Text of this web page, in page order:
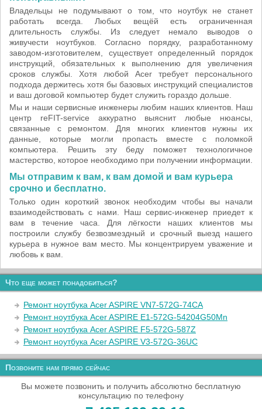
Владельцы не подумывают о том, что ноутбук не станет
работать всегда. Любых вещёй есть ограниченная
длительность службы. Из следует немало выводов о
живучести ноутбуков. Согласно порядку, разработанному
заводом-изготовителем, существует определенный порядок
инструкций, обязательных к выполнению для увеличения
сроков службы. Хотя любой Acer требует персонального
подхода держитесь хотя бы базовых инструкций специалистов
и ваш договой компьютер будет служить гораздо дольше.
Мы и наши сервисные инженеры любим наших клиентов. Наш
центр reFIT-service аккуратно выяснит любые нюансы,
связанные с ремонтом. Для многих клиентов нужны их
данные, которые могли пропасть вместе с поломкой
компьютера. Решить эту беду поможет технологичное
мастерство, которое необходимо при получении информации.
Мы отправим к вам, к вам домой и вам курьера
срочно и бесплатно.
Только один короткий звонок необходим чтобы вы начали
взаимодействовать с нами. Наш сервис-инженер приедет к
вам в течение часа. Для лёгкости наших клиентов мы
построили службу безвозмездный и срочный выезд нашего
курьера в нужное вам место. Мы концентрируем уважение и
любовь к вам.
Что еще может понадобиться?
Ремонт ноутбука Acer ASPIRE VN7-572G-74CA
Ремонт ноутбука Acer ASPIRE E1-572G-54204G50Mn
Ремонт ноутбука Acer ASPIRE F5-572G-587Z
Ремонт ноутбука Acer ASPIRE V3-572G-36UC
Позвоните нам прямо сейчас
Вы можете позвонить и получить абсолютно бесплатную
консультацию по телефону